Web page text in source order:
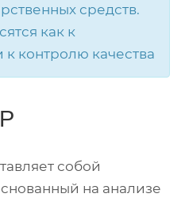
средств.
как к
к контролю качества
собой
на анализе